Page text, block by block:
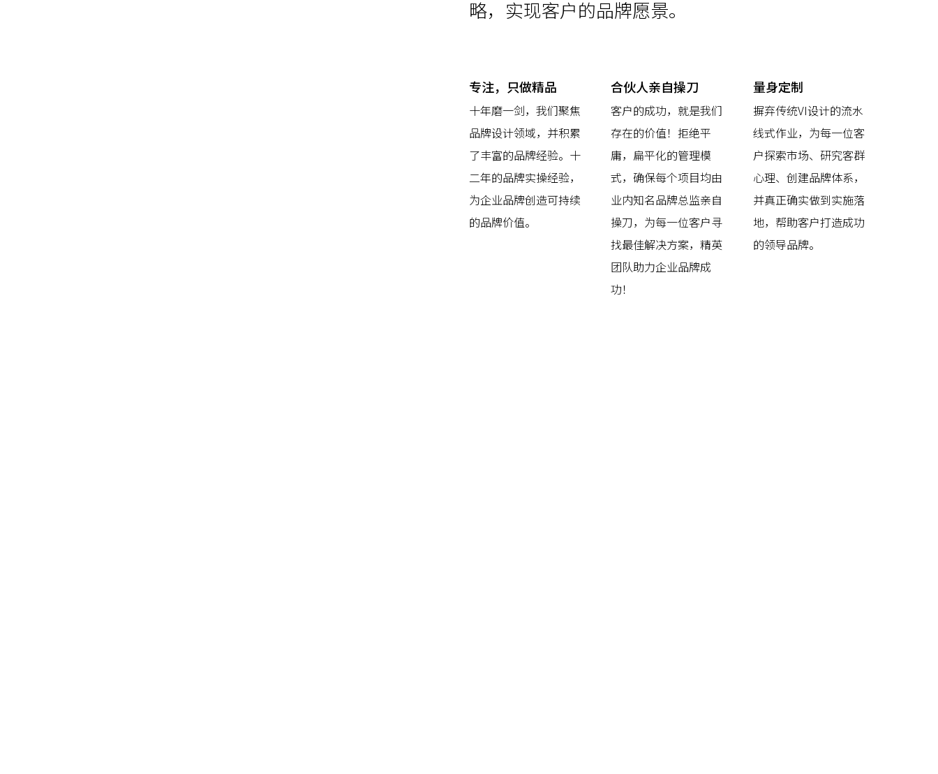
略，实现客户的品牌愿景。
专注，只做精品
十年磨一剑，我们聚焦
品牌设计领域，并积累
了丰富的品牌经验。十
二年的品牌实操经验，
为企业品牌创造可持续
的品牌价值。
合伙人亲自操刀
客户的成功，就是我们
存在的价值！拒绝平
庸，扁平化的管理模
式，确保每个项目均由
业内知名品牌总监亲自
操刀，为每一位客户寻
找最佳解决方案，精英
团队助力企业品牌成
功！
量身定制
摒弃传统VI设计的流水
线式作业，为每一位客
户探索市场、研究客群
心理、创建品牌体系，
并真正确实做到实施落
地，帮助客户打造成功
的领导品牌。